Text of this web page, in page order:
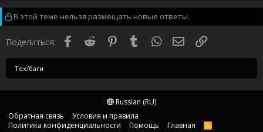
В этой теме нельзя размещать новые ответы.
Поделиться: Facebook
Reddit PinterestTumblrWhatsAppЭлектронная почта
Ссылка
Тех/баги
Russian (RU)
Обратная связь
Условия и правила
Политика конфиденциальности
Помощь Главная
R